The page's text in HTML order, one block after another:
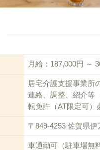
月給：187,000円 ～
居宅介護支援事業
連絡、調整、紹介
転免許（AT限定可）
〒849-4253 佐賀県
車通勤可（駐車場無料